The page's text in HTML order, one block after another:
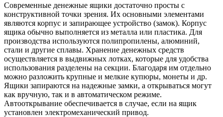
Современные денежные ящики достаточно просты с
конструктивной точки зрения. Их основными элементами
являются корпус и запирающее устройство (замок). Корпус
ящика обычно выполняется из металла или пластика. Для
производства используются полипропилены, алюминий,
стали и другие сплавы. Хранение денежных средств
осуществляется в выдвижных лотках, которые для удобства
использования разделены на секции. Благодаря им отдельно
можно разложить крупные и мелкие купюры, монеты и др.
Ящики запираются на надежные замки, а открываться могут
как вручную, так и в автоматическом режиме.
Автооткрывание обеспечивается в случае, если на ящик
установлен электромеханический привод.